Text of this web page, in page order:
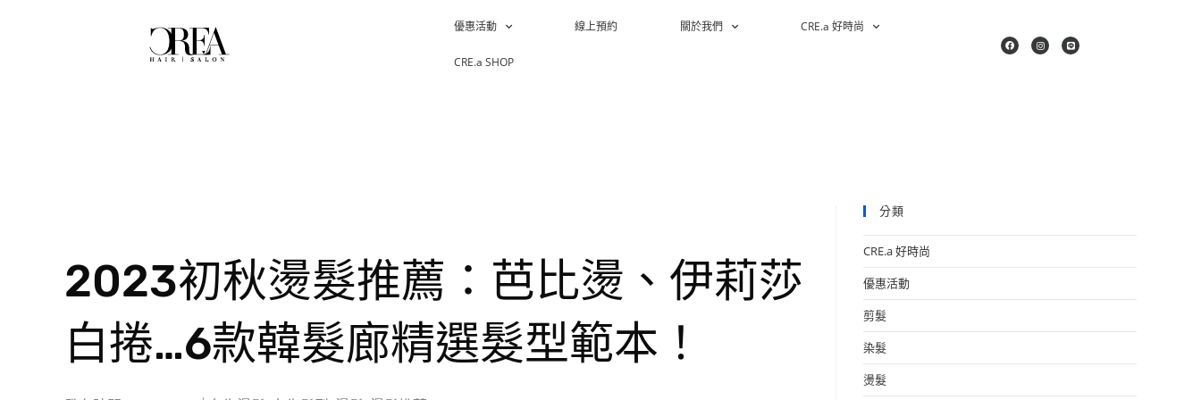
優惠活動 線上預約 關於我們 CRE.a 好時尚
CRE.a SHOP
2023初秋燙髮推薦：芭比燙、伊莉莎
白捲…6款韓髮廊精選髮型範本！
分類
CRE.a 好時尚
優惠活動
剪髮
染髮
燙髮